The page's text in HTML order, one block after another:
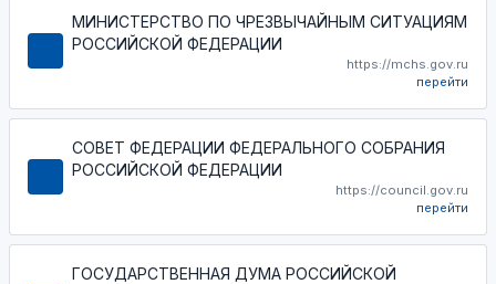
МИНИСТЕРСТВО ПО ЧРЕЗВЫЧАЙНЫМ СИТУАЦИЯМ
РОССИЙСКОЙ ФЕДЕРАЦИИ
https://mchs.gov.ru
перейти
СОВЕТ ФЕДЕРАЦИИ ФЕДЕРАЛЬНОГО СОБРАНИЯ
РОССИЙСКОЙ ФЕДЕРАЦИИ
https://council.gov.ru
перейти
ГОСУДАРСТВЕННАЯ ДУМА РОССИЙСКОЙ